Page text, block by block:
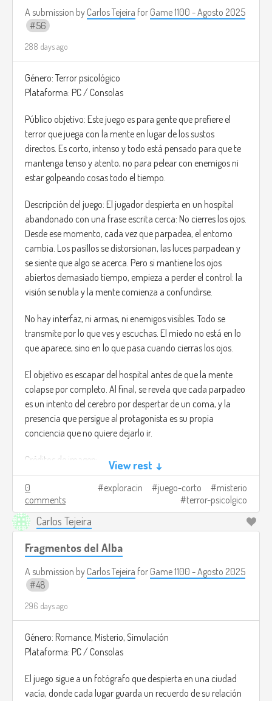
A submission by Carlos Tejeira for Game 1100 - Agosto 2025
56
288 days ago
Género: Terror psicológico
Plataforma: PC / Consolas
Público objetivo: Este juego es para gente que prefiere el
terror que juega con la mente en lugar de los sustos
directos. Es corto, intenso y todo está pensado para que te
mantenga tenso y atento, no para pelear con enemigos ni
estar golpeando cosas todo el tiempo.
Descripción del juego: El jugador despierta en un hospital
abandonado con una frase escrita cerca: No cierres los ojos.
Desde ese momento, cada vez que parpadea, el entorno
cambia. Los pasillos se distorsionan, las luces parpadean y
se siente que algo se acerca. Pero si mantiene los ojos
abiertos demasiado tiempo, empieza a perder el control: la
visión se nubla y la mente comienza a confundirse.
No hay interfaz, ni armas, ni enemigos visibles. Todo se
transmite por lo que ves y escuchas. El miedo no está en lo
que aparece, sino en lo que pasa cuando cierras los ojos.
El objetivo es escapar del hospital antes de que la mente
colapse por completo. Al final, se revela que cada parpadeo
es un intento del cerebro por despertar de un coma, y la
presencia que persigue al protagonista es su propia
conciencia que no quiere dejarlo ir.
Créditos de imagen:
https://store.steampowered.com/app/3247990/
View rest ↓
0
comments
exploracin juego-corto
misterio
terror-psicolgico
Carlos Tejeira
Fragmentos del Alba
A submission by Carlos Tejeira for Game 1100 - Agosto 2025
48
296 days ago
Género: Romance, Misterio, Simulación
Plataforma: PC / Consolas
El juego sigue a un fotógrafo que despierta en una ciudad
vacía, donde cada lugar guarda un recuerdo de su relación